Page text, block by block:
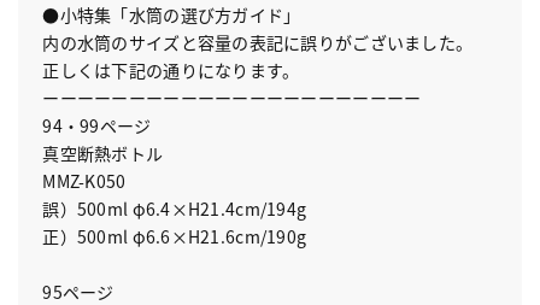
●小特集「水筒の選び方ガイド」
内の水筒のサイズと容量の表記に誤りがございました。
正しくは下記の通りになります。
ーーーーーーーーーーーーーーーーーーーーーー
94・99ページ
真空断熱ボトル
MMZ-K050
誤）500ml φ6.4×H21.4cm/194g
正）500ml φ6.6×H21.6cm/190g
95ページ